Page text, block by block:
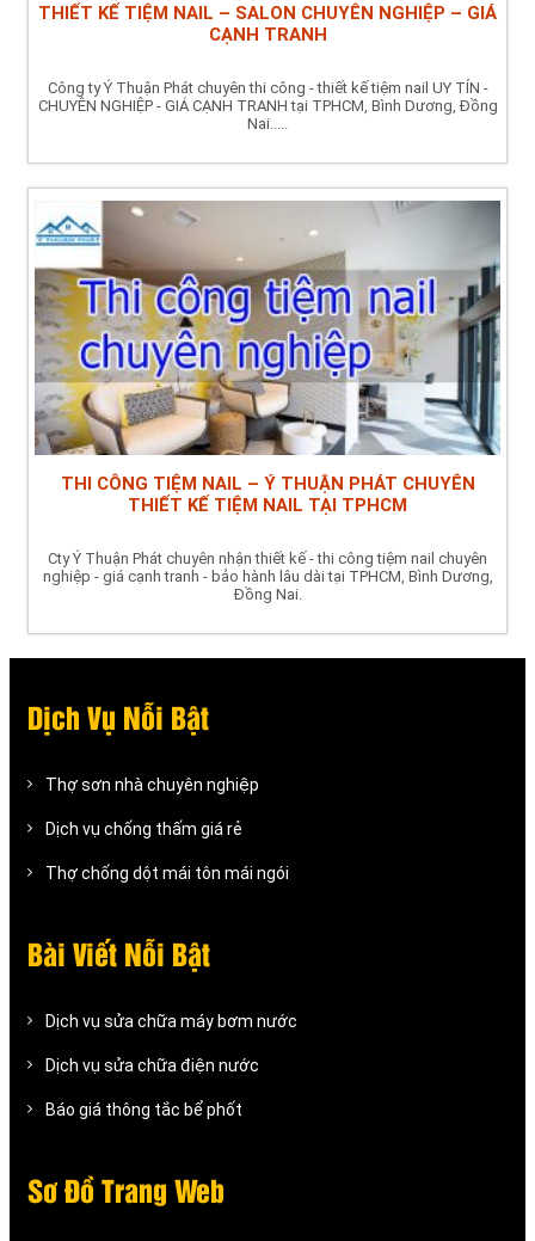
THIẾT KẾ TIỆM NAIL – SALON CHUYÊN NGHIỆP – GIÁ
CẠNH TRANH
Công ty Ý Thuận Phát chuyên thi công - thiết kế tiệm nail UY TÍN -
CHUYÊN NGHIỆP - GIÁ CẠNH TRANH tại TPHCM, Bình Dương, Đồng
Nai.....
THI CÔNG TIỆM NAIL – Ý THUẬN PHÁT CHUYÊN
THIẾT KẾ TIỆM NAIL TẠI TPHCM
Cty Ý Thuận Phát chuyên nhận thiết kế - thi công tiệm nail chuyên
nghiệp - giá cạnh tranh - bảo hành lâu dài tại TPHCM, Bình Dương,
Đồng Nai.
Dịch Vụ Nỗi Bật
Thợ sơn nhà chuyên nghiệp
Dịch vụ chống thấm giá rẻ
Thợ chống dột mái tôn mái ngói
Bài Viết Nỗi Bật
Dịch vụ sửa chữa máy bơm nước
Dịch vụ sửa chữa điện nước
Báo giá thông tắc bể phốt
Sơ Đồ Trang Web